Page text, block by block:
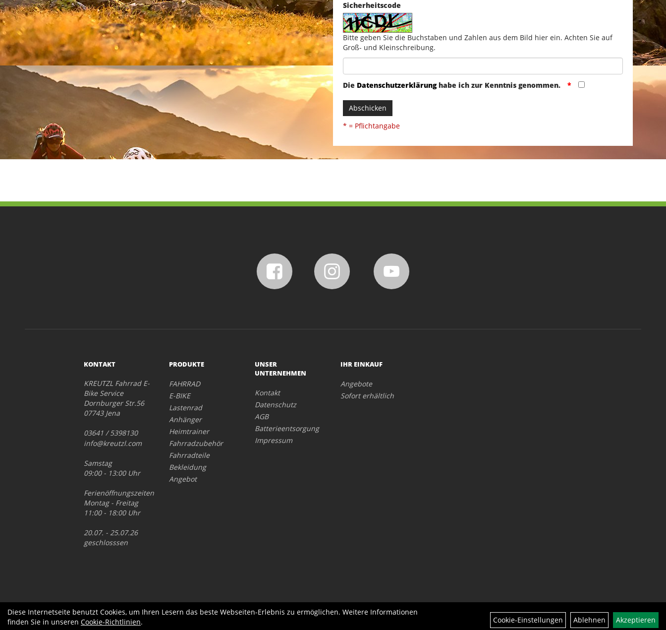
Sicherheitscode
Bitte geben Sie die Buchstaben und Zahlen aus dem Bild hier ein. Achten Sie auf
Groß- und Kleinschreibung.
Die Datenschutzerklärunghabe ich zur Kenntnis genommen.
Abschicken
* = Pflichtangabe
KONTAKT
KREUTZL Fahrrad E-
Bike Service
Dornburger Str.56
07743 Jena
03641 / 5398130
info@kreutzl.com
Samstag
09:00 - 13:00 Uhr
Ferienöffnungszeiten
Montag - Freitag
11:00 - 18:00 Uhr
20.07. - 25.07.26
geschlosssen
PRODUKTE
FAHRRAD
E-BIKE
Lastenrad
Anhänger
Heimtrainer
Fahrradzubehör
Fahrradteile
Bekleidung
Angebot
UNSER
UNTERNEHMEN
Kontakt
Datenschutz
AGB
Batterieentsorgung
Impressum
IHR EINKAUF
Angebote
Sofort erhältlich
Diese Internetseite benutzt Cookies, um Ihren Lesern das beste Webseiten-Erlebnis zu ermöglichen. Weitere Informationen
finden Sie in unseren Cookie-Richtlinien. Cookie-Einstellungen Ablehnen Akzeptieren